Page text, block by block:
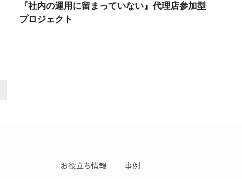
『社内の運用に留まっていない』代理店参加型
プロジェクト
お役立ち情報 事例